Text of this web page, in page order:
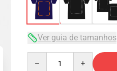
Ver guia de tamanhos